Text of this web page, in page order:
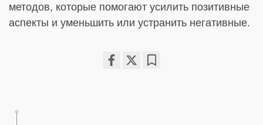
методов, которые помогают усилить позитивные
аспекты и уменьшить или устранить негативные.